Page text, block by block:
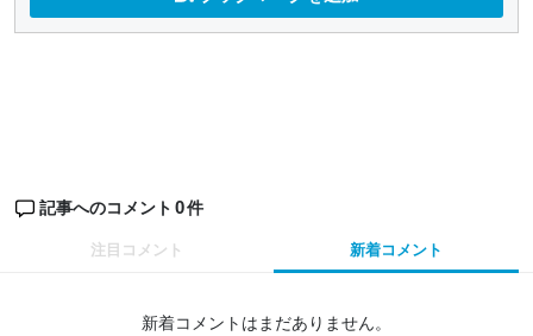
記事へのコメント 0件
注目コメント 新着コメント
新着コメントはまだありません。